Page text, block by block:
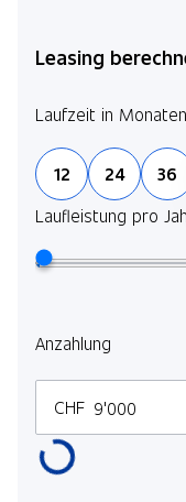
Leasing
Laufzeit in Monaten
12 24 36
Laufleistung pro
Anzahlung
CHF